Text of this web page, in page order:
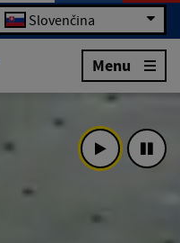
Slovenčina
Menu